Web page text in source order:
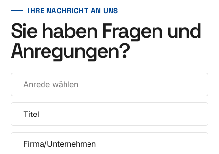
IHRE NACHRICHT AN UNS
Sie haben Fragen und
Anregungen?